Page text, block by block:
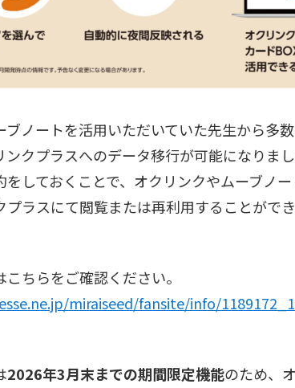
ブノートを活用いただいていた先生から多
クプラスへのデータ移行が可能になりまし
をしておくことで、オクリンクやムーブノ
プラスにて閲覧または再利用することがで
ちらをご確認ください。
miraiseed/fansite/info/
2026年3月末までの期間限定機能のため、